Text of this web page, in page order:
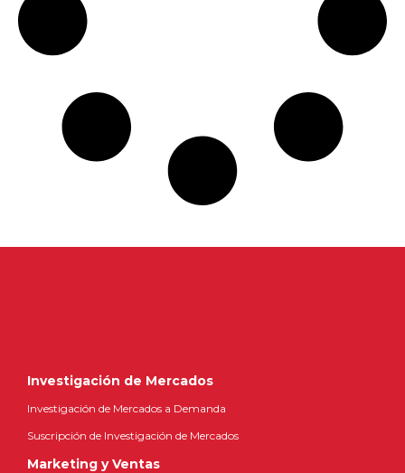
Investigación de Mercados
Investigación de Mercados a Demanda
Suscripción de Investigación de Mercados
Marketing y Ventas